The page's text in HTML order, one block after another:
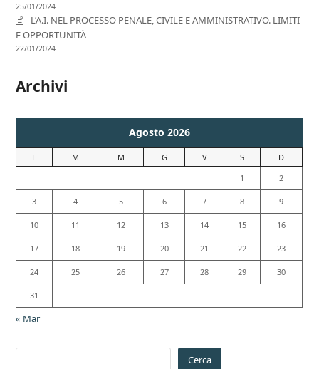
25/01/2024
L’A.I. NEL PROCESSO PENALE, CIVILE E AMMINISTRATIVO. LIMITI
E OPPORTUNITÀ
22/01/2024
Archivi
Agosto 2026
L M M G V S
D
1
2
3 4 5 6 7 8 9
10 11 12 13 14 15 16
17 18 19 20 21 22 23
24 25 26 27 28 29 30
31
« Mar
Cerca